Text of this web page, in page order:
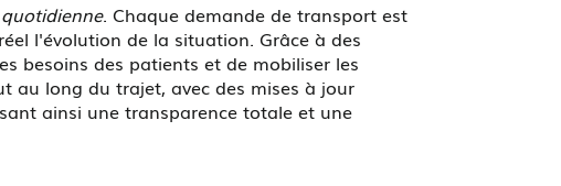
. Chaque demande de transport est
l'évolution de la situation. Grâce à des
besoins des patients et de mobiliser les
au long du trajet, avec des mises à jour
ainsi une transparence totale et une